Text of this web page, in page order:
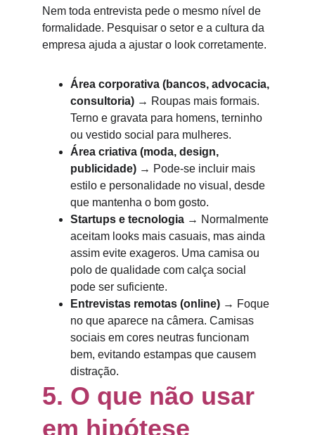
Nem toda entrevista pede o mesmo nível de
formalidade. Pesquisar o setor e a cultura da
empresa ajuda a ajustar o look corretamente.
Área corporativa (bancos, advocacia,
consultoria) → Roupas mais formais.
Terno e gravata para homens, terninho
ou vestido social para mulheres.
Área criativa (moda, design,
publicidade) → Pode-se incluir mais
estilo e personalidade no visual, desde
que mantenha o bom gosto.
Startups e tecnologia → Normalmente
aceitam looks mais casuais, mas ainda
assim evite exageros. Uma camisa ou
polo de qualidade com calça social
pode ser suficiente.
Entrevistas remotas (online) → Foque
no que aparece na câmera. Camisas
sociais em cores neutras funcionam
bem, evitando estampas que causem
distração.
5. O que não usar
em hipótese